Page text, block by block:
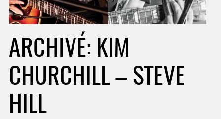
ARCHIVÉ: KIM
CHURCHILL – STEVE
HILL